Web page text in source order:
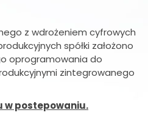
z wdrożeniem cyfrowych
spółki założono
oprogramowania do
zintegrowanego
w postepowaniu.